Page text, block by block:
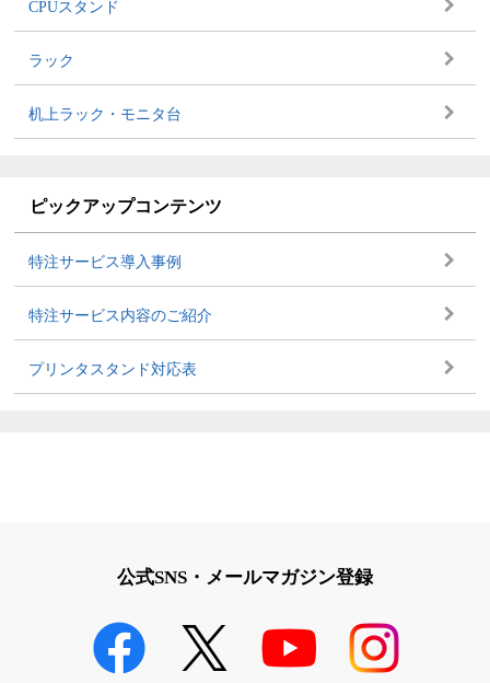
CPUスタンド
ラック
机上ラック・モニタ台
ピックアップコンテンツ
特注サービス導入事例
特注サービス内容のご紹介
プリンタスタンド対応表
公式SNS・メールマガジン登録